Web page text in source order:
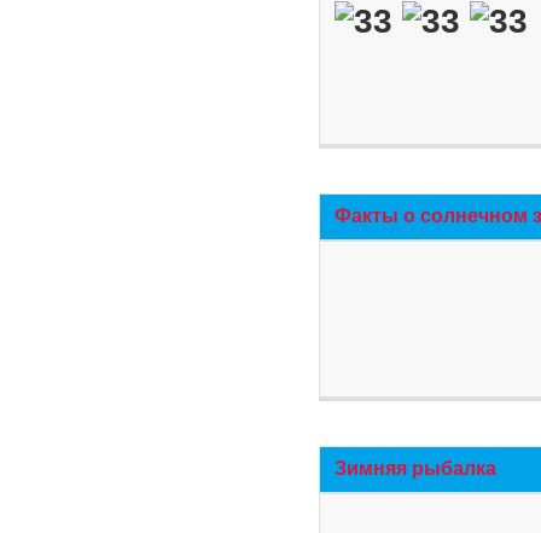
Факты о солнечном
Зимняя рыбалка